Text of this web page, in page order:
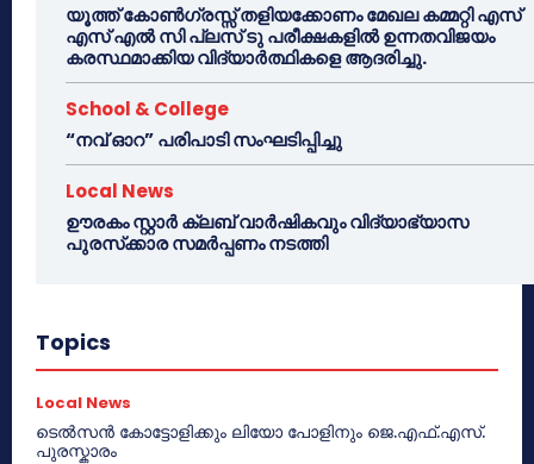
യൂത്ത് കോൺഗ്രസ്സ് തളിയക്കോണം മേഖല കമ്മറ്റി എസ്
എസ് എൽ സി പ്ലസ് ടു പരീക്ഷകളിൽ ഉന്നതവിജയം
കരസ്ഥമാക്കിയ വിദ്യാർത്ഥികളെ ആദരിച്ചു.
School & College
“നവ് ഓറ” പരിപാടി സംഘടിപ്പിച്ചു
Local News
ഊരകം സ്റ്റാർ ക്ലബ് വാർഷികവും വിദ്യാഭ്യാസ
പുരസ്‌ക്കാര സമർപ്പണം നടത്തി
Topics
Local News
ടെൽസൻ കോട്ടോളിക്കും ലിയോ പോളിനും ജെ.എഫ്.എസ്.
പുരസ്കാരം